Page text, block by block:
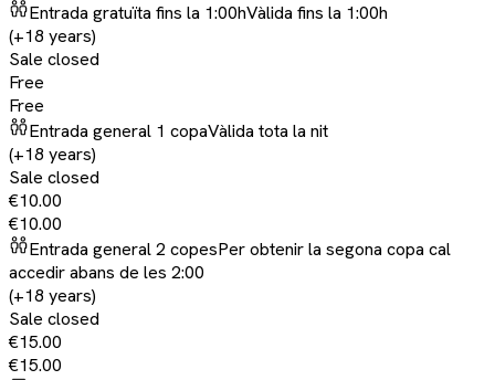
Entrada gratuïta fins la 1:00hVàlida fins la 1:00h
(+18 years)
Sale closed
Free
Free
Entrada general 1 copaVàlida tota la nit
(+18 years)
Sale closed
€10.00
€10.00
Entrada general 2 copesPer obtenir la segona copa cal
accedir abans de les 2:00
(+18 years)
Sale closed
€15.00
€15.00